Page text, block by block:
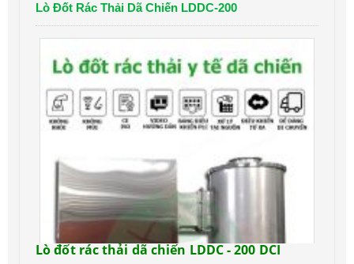
Lò Đốt Rác Thải Dã Chiến LDDC-200
Lò đốt rác thải dã chiến LDDC - 200 DCI